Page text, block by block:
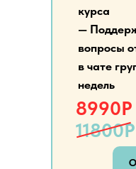
11800Р
курса
—
вопросы
в чате
недель
8990Р